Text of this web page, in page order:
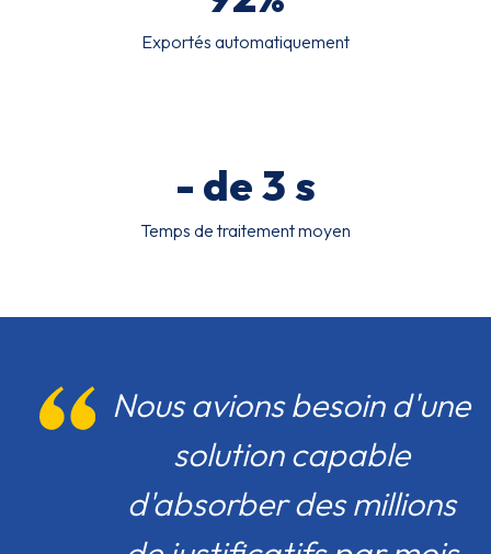
Exportés automatiquement
- de3s
Temps de traitement moyen
Nous avions besoin d'une
solution capable
d'absorber des millions